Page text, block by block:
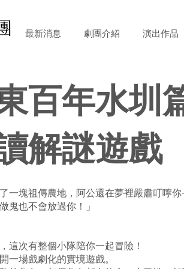
最新消息 劇團介紹 演出作品
百年水圳
解謎遊戲
一塊祖傳農地，阿公還在夢裡嚴肅叮嚀
鬼也不會放過你！」
這次有整個小隊陪你一起冒險！
一場戲劇化的實境遊戲。